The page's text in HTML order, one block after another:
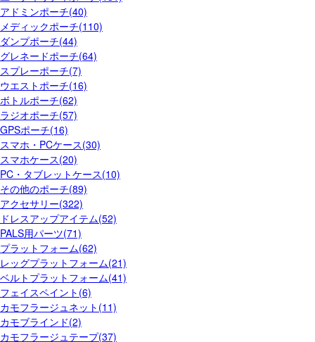
アドミンポーチ(40)
メディックポーチ(110)
ダンプポーチ(44)
グレネードポーチ(64)
スプレーポーチ(7)
ウエストポーチ(16)
ボトルポーチ(62)
ラジオポーチ(57)
GPSポーチ(16)
スマホ・PCケース(30)
スマホケース(20)
PC・タブレットケース(10)
その他のポーチ(89)
アクセサリー(322)
ドレスアップアイテム(52)
PALS用パーツ(71)
プラットフォーム(62)
レッグプラットフォーム(21)
ベルトプラットフォーム(41)
フェイスペイント(6)
カモフラージュネット(11)
カモブラインド(2)
カモフラージュテープ(37)